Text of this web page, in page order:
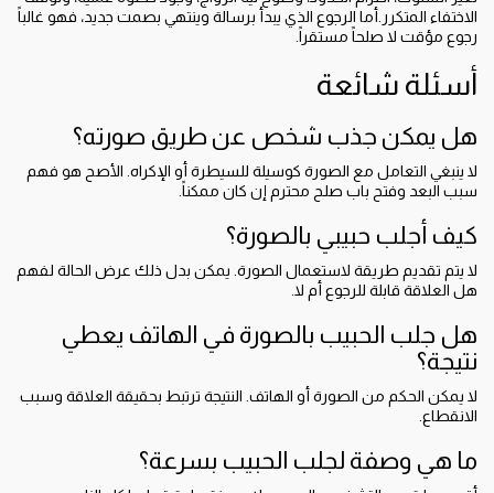
الاختفاء المتكرر.أما الرجوع الذي يبدأ برسالة وينتهي بصمت جديد، فهو غالباً
رجوع مؤقت لا صلحاً مستقراً.
أسئلة شائعة
هل يمكن جذب شخص عن طريق صورته؟
لا ينبغي التعامل مع الصورة كوسيلة للسيطرة أو الإكراه. الأصح هو فهم
سبب البعد وفتح باب صلح محترم إن كان ممكناً.
كيف أجلب حبيبي بالصورة؟
لا يتم تقديم طريقة لاستعمال الصورة. يمكن بدل ذلك عرض الحالة لفهم
هل العلاقة قابلة للرجوع أم لا.
هل جلب الحبيب بالصورة في الهاتف يعطي
نتيجة؟
لا يمكن الحكم من الصورة أو الهاتف. النتيجة ترتبط بحقيقة العلاقة وسبب
الانقطاع.
ما هي وصفة لجلب الحبيب بسرعة؟